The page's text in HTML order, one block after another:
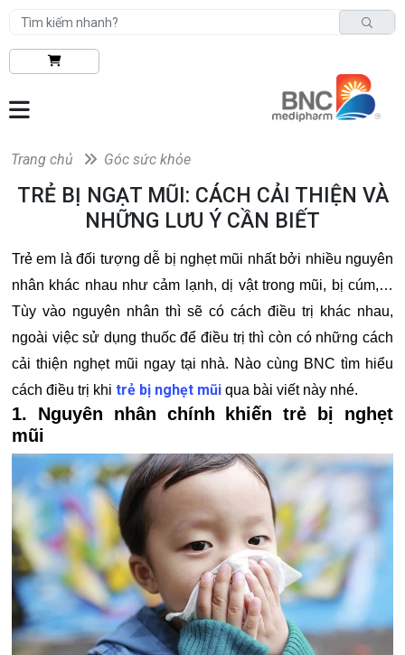
Trang chủ Góc sức khỏe
TRẺ BỊ NGẠT MŨI: CÁCH CẢI THIỆN VÀ
NHỮNG LƯU Ý CẦN BIẾT
Trẻ em là đối tượng dễ bị nghẹt mũi nhất bởi nhiều nguyên
nhân khác nhau như cảm lạnh, dị vật trong mũi, bị cúm,…
Tùy vào nguyên nhân thì sẽ có cách điều trị khác nhau,
ngoài việc sử dụng thuốc để điều trị thì còn có những cách
cải thiện nghẹt mũi ngay tại nhà. Nào cùng BNC tìm hiểu
cách điều trị khi trẻ bị nghẹt mũi qua bài viết này nhé.
1. Nguyên nhân chính khiến trẻ bị nghẹt
mũi